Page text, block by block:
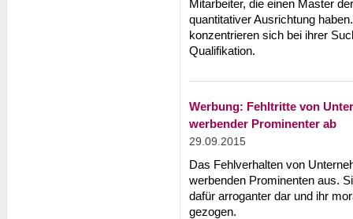
Mitarbeiter, die einen Master
quantitativer Ausrichtung
konzentrieren sich bei ihrer
Qualifikation.
Werbung: Fehltritte von
werbender Prominenter ab
29.09.2015
Das Fehlverhalten von
werbenden Prominenten aus.
dafür arroganter dar und ihr
gezogen.